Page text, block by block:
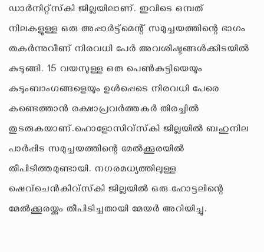
ഡാര്‍നിറ്റ്‌സ്‌കി ജില്ലയിലാണ്. ഇവിടെ ഒമ്പത്
നിലകളുള്ള ഒരു അപ്പാര്‍ട്ട്‌മെന്റ് സമുച്ചയത്തിന്റെ ഭാഗം
തകര്‍ന്നുവീണ് നിരവധി പേര്‍ അവശിഷ്ടങ്ങള്‍ക്കിടയില്‍
കുടുങ്ങി. 15 വയസുള്ള ഒരു പെണ്‍കുട്ടിയെയും
കുടുംബാംഗങ്ങളെയും ഉള്‍പ്പെടെ നിരവധി പേരെ
കണ്ടെത്താന്‍ രക്ഷാപ്രവര്‍ത്തകര്‍ തിരച്ചില്‍
തുടരുകയാണ്.ഹൊളോസിവ്‌സ്‌കി ജില്ലയില്‍ ബഹുനില
പാര്‍പ്പിട സമുച്ചയത്തിന്റെ മേല്‍ക്കൂരയില്‍
തീപിടിത്തമുണ്ടായി. നഗരമധ്യത്തിലുള്ള
ഷെവ്ചെന്‍കിവ്‌സ്‌കി ജില്ലയില്‍ ഒരു ഹോട്ടലിന്റെ
മേല്‍ക്കൂരയ്ക്കും തീപിടിച്ചതായി മേയര്‍ അറിയിച്ചു.